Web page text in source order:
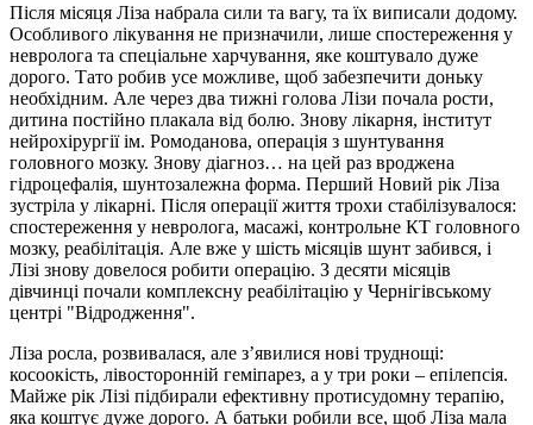
Після місяця Ліза набрала сили та вагу, та їх виписали додому.
Особливого лікування не призначили, лише спостереження у
невролога та спеціальне харчування, яке коштувало дуже
дорого. Тато робив усе можливе, щоб забезпечити доньку
необхідним. Але через два тижні голова Лізи почала рости,
дитина постійно плакала від болю. Знову лікарня, інститут
нейрохірургії ім. Ромоданова, операція з шунтування
головного мозку. Знову діагноз… на цей раз вроджена
гідроцефалія, шунтозалежна форма. Перший Новий рік Ліза
зустріла у лікарні. Після операції життя трохи стабілізувалося:
спостереження у невролога, масажі, контрольне КТ головного
мозку, реабілітація. Але вже у шість місяців шунт забився, і
Лізі знову довелося робити операцію. З десяти місяців
дівчинці почали комплексну реабілітацію у Чернігівському
центрі "Відродження".
Ліза росла, розвивалася, але з’явилися нові труднощі:
косоокість, лівосторонній геміпарез, а у три роки – епілепсія.
Майже рік Лізі підбирали ефективну протисудомну терапію,
яка коштує дуже дорого. А батьки робили все, щоб Ліза мала